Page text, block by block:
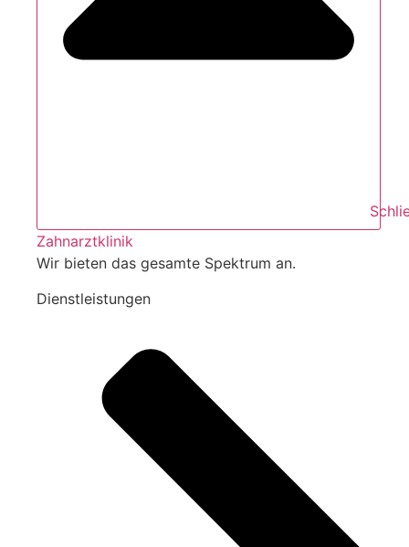
Zahnarztklinik
Wir bieten das gesamte Spektrum an.
Dienstleistungen